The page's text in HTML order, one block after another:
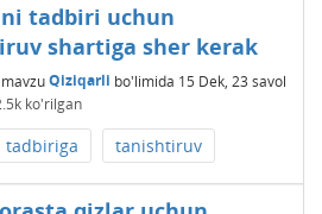
tadbiri uchun
shartiga sher kerak
Qiziqarli bo'limida 15 Dek, 23 savol
ko'rilgan
tadbiriga tanishtiruv